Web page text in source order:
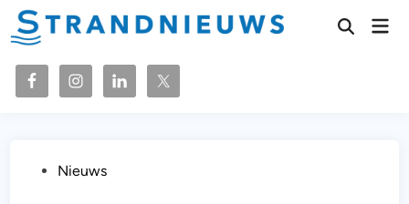
naar
inhoud
Zoeken
Geplaatst
Nieuws